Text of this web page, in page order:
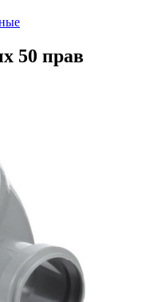
50 прав